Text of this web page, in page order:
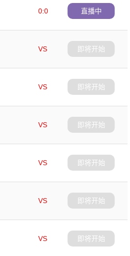
0:0
直播中
VS
即将开始
VS
即将开始
VS
即将开始
VS
即将开始
VS
即将开始
VS
即将开始